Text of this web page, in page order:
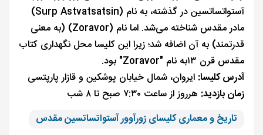
آستواتساتسین در گذشته، به نام (Surp Astvatsatsin)
مادر مقدس شناخته می‌شد. اما نام (Zoravor) (به معنی
قدرتمند) به آن اضافه شد؛ زیرا این کلیسا محل نگهداری کتاب
مقدس قرن ۱۳به نام "Zoravor" بود.
آدرس کلیسا: ایروان، شمال خیابان پوشکین و قازار پارپتسی
زمان بازدید: هرروز از ساعت ۷:۳۰ صبح تا ۸ شب
تاریخ و معماری کلیسای زورآوور آستواتساتسین مقدس